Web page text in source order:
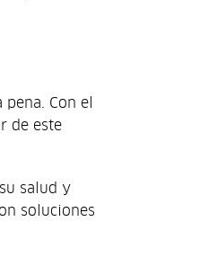
Con el
de este
salud y
soluciones